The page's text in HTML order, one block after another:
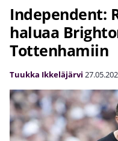
Independent:
haluaa
Tottenhamiin
Tuukka Ikkeläjärvi